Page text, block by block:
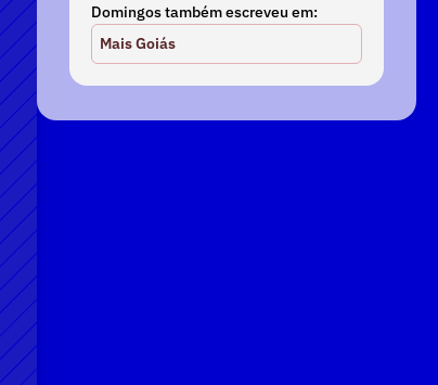
Domingos também escreveu em:
Mais Goiás